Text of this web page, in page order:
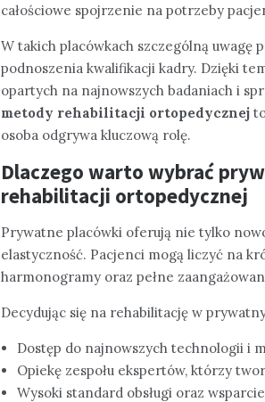
całościowe spojrzenie na potrzeby
W takich placówkach szczególną uwagę
podnoszenia kwalifikacji kadry. Dzięki
opartych na najnowszych badaniach i
metody rehabilitacji ortopedycznej
osoba odgrywa kluczową rolę.
Dlaczego warto wybrać
rehabilitacji ortopedycznej
Prywatne placówki oferują nie tylko
elastyczność. Pacjenci mogą liczyć na
harmonogramy oraz pełne
Decydując się na rehabilitację w
Dostęp do najnowszych technologii i
Opiekę zespołu ekspertów, którzy
Wysoki standard obsługi oraz